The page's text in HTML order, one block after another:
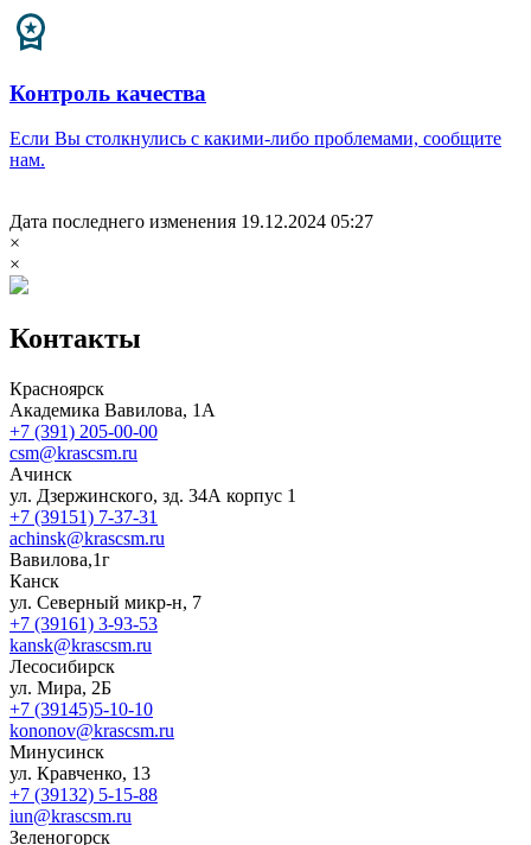
Контроль качества
Если Вы столкнулись с какими-либо проблемами, сообщите
нам.
Дата последнего изменения 19.12.2024 05:27
×
×
Контакты
Красноярск
Академика Вавилова, 1А
+7 (391) 205-00-00
csm@krascsm.ru
Ачинск
ул. Дзержинского, зд. 34А корпус 1
+7 (39151) 7-37-31
achinsk@krascsm.ru
Вавилова,1г
Канск
ул. Северный микр-н, 7
+7 (39161) 3-93-53
kansk@krascsm.ru
Лесосибирск
ул. Мира, 2Б
+7 (39145)5-10-10
kononov@krascsm.ru
Минусинск
ул. Кравченко, 13
+7 (39132) 5-15-88
iun@krascsm.ru
Зеленогорск